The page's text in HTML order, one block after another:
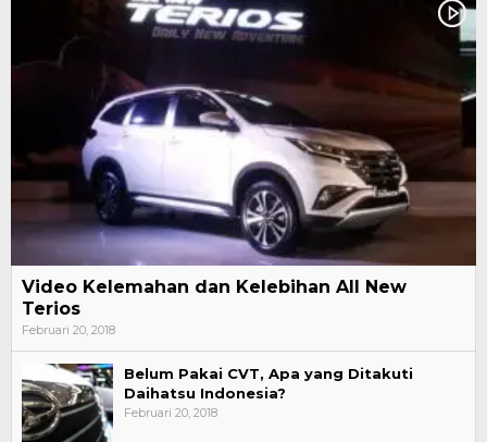
Video Kelemahan dan Kelebihan All New
Terios
Februari 20, 2018
Belum Pakai CVT, Apa yang Ditakuti
Daihatsu Indonesia?
Februari 20, 2018